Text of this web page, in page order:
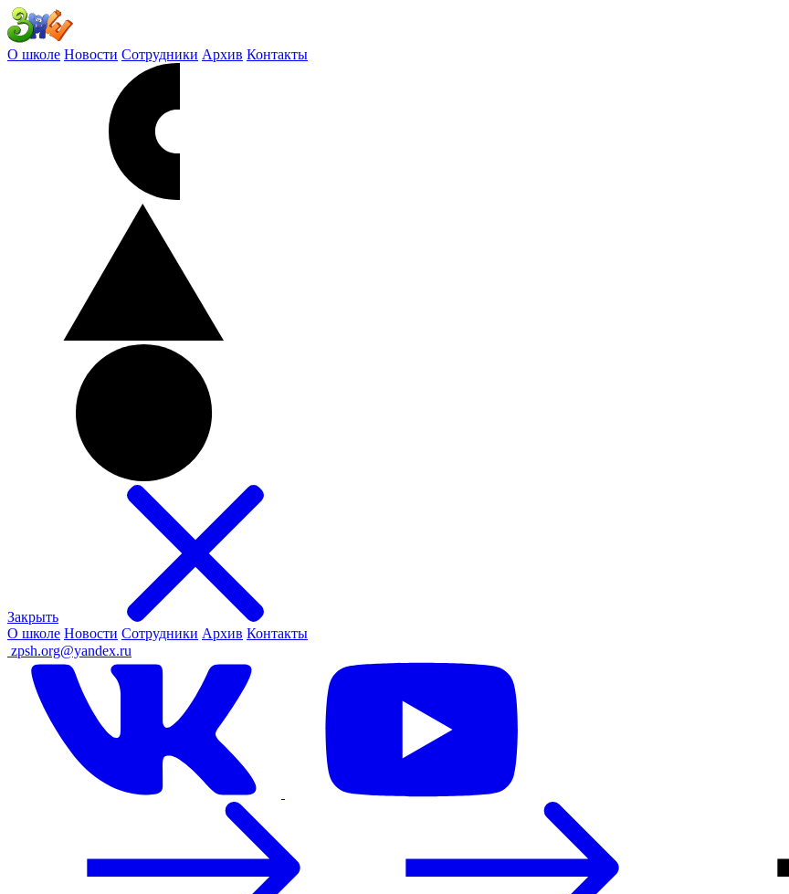
О школе Новости Сотрудники Архив Контакты
Закрыть
О школе Новости Сотрудники Архив Контакты
zpsh.org@yandex.ru